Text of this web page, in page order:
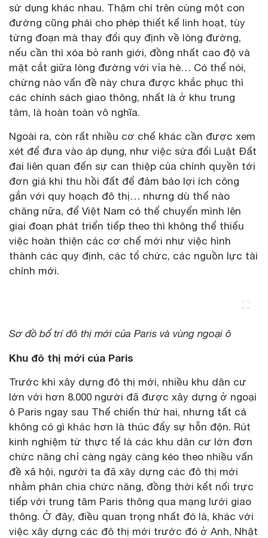
sử dụng khác nhau. Thậm chí trên cùng một con
đường cũng phải cho phép thiết kế linh hoạt, tùy
từng đoạn mà thay đổi quy định về lòng đường,
nếu cần thì xóa bỏ ranh giới, đồng nhất cao độ và
mặt cắt giữa lòng đường với vỉa hè… Có thể nói,
chừng nào vấn đề này chưa được khắc phục thì
các chính sách giao thông, nhất là ở khu trung
tâm, là hoàn toàn vô nghĩa.
Ngoài ra, còn rất nhiều cơ chế khác cần được xem
xét để đưa vào áp dụng, như việc sửa đổi Luật Đất
đai liên quan đến sự can thiệp của chính quyền tới
đơn giá khi thu hồi đất để đảm bảo lợi ích công
gắn với quy hoạch đô thị… nhưng dù thế nào
chăng nữa, để Việt Nam có thể chuyển mình lên
giai đoạn phát triển tiếp theo thì không thể thiếu
việc hoàn thiện các cơ chế mới như việc hình
thành các quy định, các tổ chức, các nguồn lực tài
chính mới.
Sơ đồ bố trí đô thị mới của Paris và vùng ngoại ô
Khu đô thị mới của Paris
Trước khi xây dựng đô thị mới, nhiều khu dân cư
lớn với hơn 8.000 người đã được xây dựng ở ngoại
ô Paris ngay sau Thế chiến thứ hai, nhưng tất cả
không có gì khác hơn là thúc đẩy sự hỗn độn. Rút
kinh nghiệm từ thực tế là các khu dân cư lớn đơn
chức năng chỉ càng ngày càng kéo theo nhiều vấn
đề xã hội, người ta đã xây dựng các đô thị mới
nhằm phân chia chức năng, đồng thời kết nối trực
tiếp với trung tâm Paris thông qua mạng lưới giao
thông. Ở đây, điều quan trọng nhất đó là, khác với
việc xây dựng các đô thị mới trước đó ở Anh, Nhật